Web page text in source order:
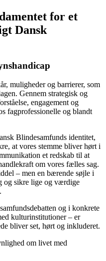
for et
Dansk
muligheder og barrierer, som
Gennem strategisk og
engagement og
fagprofessionelle og blandt
Blindesamfunds identitet,
at vores stemme bliver hørt i
et redskab til at
om vores fælles sag.
– men en bærende søjle i
og sikre lige og værdige
og i konkrete
kulturinstitutioner – er
bliver set, hørt og inkluderet.
om livet med